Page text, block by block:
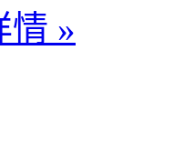
情 »